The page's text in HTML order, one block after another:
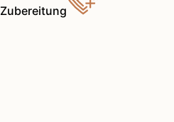
Zubereitung